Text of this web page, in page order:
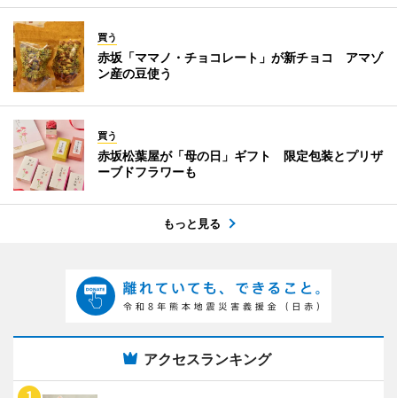
買う
赤坂「ママノ・チョコレート」が新チョコ アマゾ
ン産の豆使う
買う
赤坂松葉屋が「母の日」ギフト 限定包装とプリザ
ーブドフラワーも
もっと見る
アクセスランキング